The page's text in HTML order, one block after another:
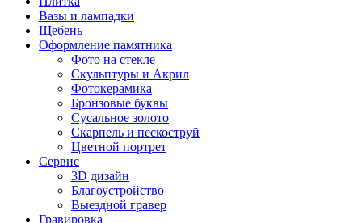
Вазы и лампадки
Щебень
Оформление памятника
Фото на стекле
Скульптуры и Акрил
Фотокерамика
Бронзовые буквы
Сусальное золото
Скарпель и пескоструй
Цветной портрет
Сервис
3D дизайн
Благоустройство
Выездной гравер
Гравировка